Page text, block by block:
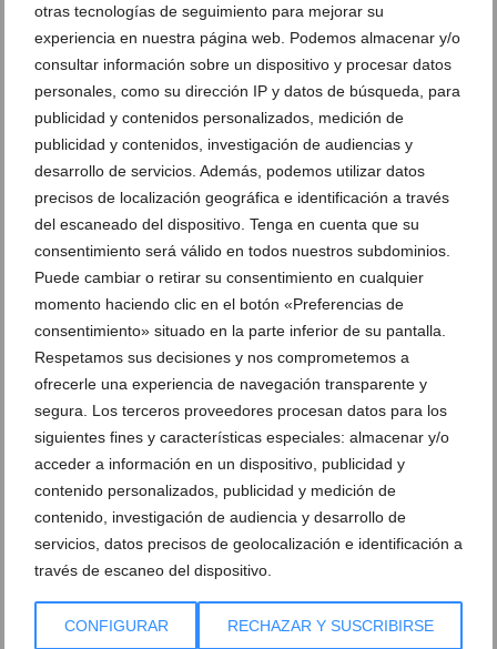
otras tecnologías de seguimiento para mejorar su
experiencia en nuestra página web. Podemos almacenar y/o
consultar información sobre un dispositivo y procesar datos
personales, como su dirección IP y datos de búsqueda, para
publicidad y contenidos personalizados, medición de
publicidad y contenidos, investigación de audiencias y
desarrollo de servicios. Además, podemos utilizar datos
precisos de localización geográfica e identificación a través
del escaneado del dispositivo. Tenga en cuenta que su
consentimiento será válido en todos nuestros subdominios.
Puede cambiar o retirar su consentimiento en cualquier
momento haciendo clic en el botón «Preferencias de
consentimiento» situado en la parte inferior de su pantalla.
Respetamos sus decisiones y nos comprometemos a
ofrecerle una experiencia de navegación transparente y
segura. Los terceros proveedores procesan datos para los
siguientes fines y características especiales: almacenar y/o
acceder a información en un dispositivo, publicidad y
contenido personalizados, publicidad y medición de
contenido, investigación de audiencia y desarrollo de
servicios, datos precisos de geolocalización e identificación a
través de escaneo del dispositivo.
CONFIGURAR RECHAZAR Y SUSCRIBIRSE
Ver promociones
Ver sorteos
Newsletter